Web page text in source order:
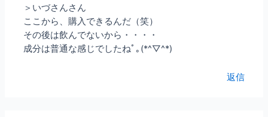
＞いづさんさん
ここから、購入できるんだ（笑）
その後は飲んでないから・・・・
成分は普通な感じでしたねﾟ｡(*^▽^*)ゞ
返信